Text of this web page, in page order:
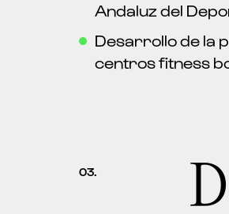
Andaluz del
Desarrollo de la
centros fitness
03.